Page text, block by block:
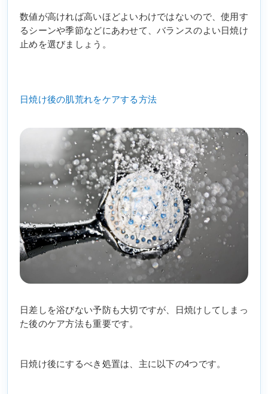
数値が高ければ高いほどよいわけではないので、使用す
るシーンや季節などにあわせて、バランスのよい日焼け
止めを選びましょう。
日焼け後の肌荒れをケアする方法
日差しを浴びない予防も大切ですが、日焼けしてしまっ
た後のケア方法も重要です。
日焼け後にするべき処置は、主に以下の4つです。